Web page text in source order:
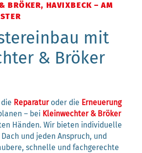
BRÖKER, HAVIXBECK – AM
mit
& Bröker
die Reparaturoder die Erneuerung
– bei Kleinwechter & Bröker
Händen. Wir bieten individuelle
und jeden Anspruch, und
schnelle und fachgerechte